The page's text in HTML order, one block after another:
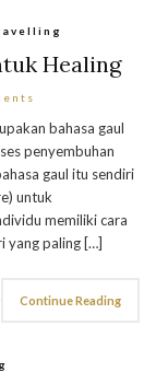
Healing
bahasa gaul
penyembuhan
gaul itu sendiri
untuk
memiliki cara
yang paling […]
Continue Reading